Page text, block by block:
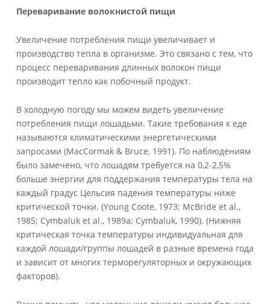
Переваривание волокнистой пищи
Увеличение потребления пищи увеличивает и
производство тепла в организме. Это связано с тем, что
процесс переваривания длинных волокон пищи
производит тепло как побочный продукт.
В холодную погоду мы можем видеть увеличение
потребления пищи лошадьми. Такие требования к еде
называются климатическими энергетическими
запросами (MacCormak & Bruce, 1991). По наблюдениям
было замечено, что лошадям требуется на 0,2-2,5%
больше энергии для поддержания температуры тела на
каждый градус Цельсия падения температуры ниже
критической точки. (Young Coote, 1973; McBride et al.,
1985; Cymbaluk et al., 1989a; Cymbaluk, 1990). (Нижняя
критическая точка температуры индивидуальная для
каждой лошади/группы лошадей в разные времена года
и зависит от многих терморегуляторных и окружающих
факторов).